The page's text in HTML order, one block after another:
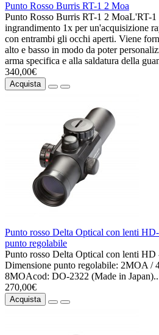
Punto Rosso Burris RT-1 2 Moa
Punto Rosso Burris RT-1 2 MoaL'RT-
ingrandimento 1x per un'acquisizione
con entrambi gli occhi aperti. Viene
alto e basso in modo da poter
arma specifica e alla saldatura della
340,00€
Acquista
Punto rosso Delta Optical con lenti
punto regolabile
Punto rosso Delta Optical con lenti
Dimensione punto regolabile: 2MOA /
8MOAcod: DO-2322 (Made in Japan)..
270,00€
Acquista